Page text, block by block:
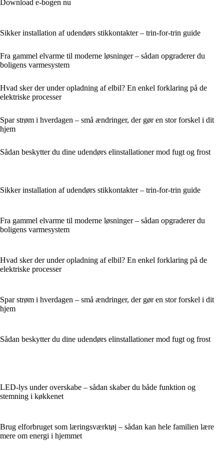
Download e-bogen nu
Sikker installation af udendørs stikkontakter – trin-for-trin guide
Fra gammel elvarme til moderne løsninger – sådan opgraderer du
boligens varmesystem
Hvad sker der under opladning af elbil? En enkel forklaring på de
elektriske processer
Spar strøm i hverdagen – små ændringer, der gør en stor forskel i dit
hjem
Sådan beskytter du dine udendørs elinstallationer mod fugt og frost
Sikker installation af udendørs stikkontakter – trin-for-trin guide
Fra gammel elvarme til moderne løsninger – sådan opgraderer du
boligens varmesystem
Hvad sker der under opladning af elbil? En enkel forklaring på de
elektriske processer
Spar strøm i hverdagen – små ændringer, der gør en stor forskel i dit
hjem
Sådan beskytter du dine udendørs elinstallationer mod fugt og frost
LED-lys under overskabe – sådan skaber du både funktion og
stemning i køkkenet
Brug elforbruget som læringsværktøj – sådan kan hele familien lære
mere om energi i hjemmet